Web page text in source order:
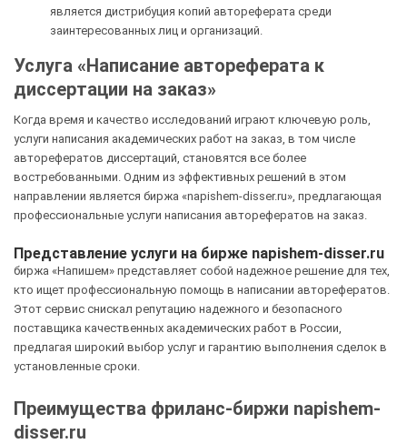
является дистрибуция копий автореферата среди
заинтересованных лиц и организаций.
Услуга «Написание автореферата к
диссертации на заказ»
Когда время и качество исследований играют ключевую роль,
услуги написания академических работ на заказ, в том числе
авторефератов диссертаций, становятся все более
востребованными. Одним из эффективных решений в этом
направлении является биржа «napishem-disser.ru», предлагающая
профессиональные услуги написания авторефератов на заказ.
Представление услуги на бирже napishem-disser.ru
биржа «Напишем» представляет собой надежное решение для тех,
кто ищет профессиональную помощь в написании авторефератов.
Этот сервис снискал репутацию надежного и безопасного
поставщика качественных академических работ в России,
предлагая широкий выбор услуг и гарантию выполнения сделок в
установленные сроки.
Преимущества фриланс-биржи napishem-
disser.ru